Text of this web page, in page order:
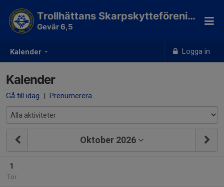
Kalender Logga in
Trollhättans Skarpskytteförening
Gevär 6,5
Kalender
Gå till idag | Prenumerera
Oktober 2026
1
Tor